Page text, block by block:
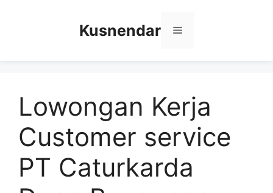
Kusnendar Menu
Lowongan Kerja
Customer service
PT Caturkarda